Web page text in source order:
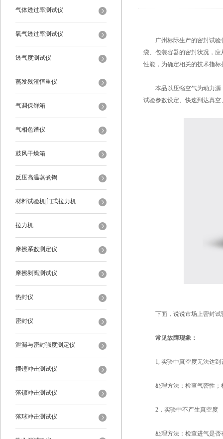
气体透过率测试仪
氧气透过率测试仪
透气度测试仪
蒸发残渣恒重仪
气调保鲜箱
气相色谱仪
鼓风干燥箱
反压高温蒸煮锅
材料试验机|门式拉力机
拉力机
摩擦系数测定仪
摩擦剥离测试仪
热封仪
密封仪
泄漏与密封强度测定仪
摆锤冲击测试仪
落镖冲击测试仪
落球冲击测试仪
广州标际生产的密封试验仪
袋、包装容器的密封状况，
性能，为确定相关的技术指
本品以压缩空气为动力源
试验参数设定、快速到达真
下面，说说市场上密封试
常见故障现象：
1, 实验中真空度无法达到
处理方法：检查气密性；
2，实验中不产生真空度
处理方法：检查进气是否